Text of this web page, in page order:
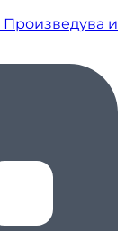
Произведува и